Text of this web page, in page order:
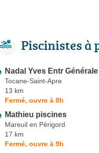
Piscinistes à
Nadal Yves Entr
Tocane-Saint-Apre
13 km
Fermé, ouvre à 8h
Mathieu piscines
Mareuil en Périgord
17 km
Fermé, ouvre à 9h